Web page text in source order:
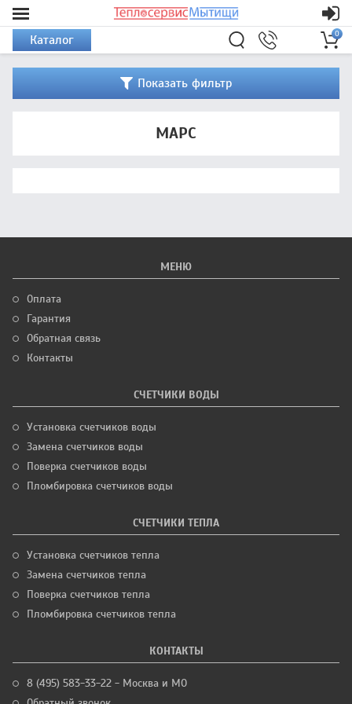
Каталог 0
Показать фильтр
МАРС
МЕНЮ
Оплата
Гарантия
Обратная связь
Контакты
СЧЕТЧИКИ ВОДЫ
Установка счетчиков воды
Замена счетчиков воды
Поверка счетчиков воды
Пломбировка счетчиков воды
СЧЕТЧИКИ ТЕПЛА
Установка счетчиков тепла
Замена счетчиков тепла
Поверка счетчиков тепла
Пломбировка счетчиков тепла
КОНТАКТЫ
8 (495) 583-33-22 - Москва и МО